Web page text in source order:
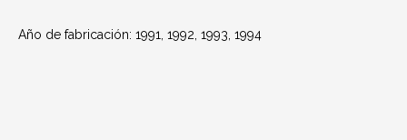
Año de fabricación: 1991, 1992, 1993, 1994